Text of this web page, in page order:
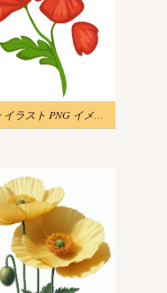
ポピー イラスト PNG イメージ